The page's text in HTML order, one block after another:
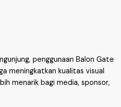
penggunaan Balon Gate
meningkatkan kualitas visual
menarik bagi media, sponsor,